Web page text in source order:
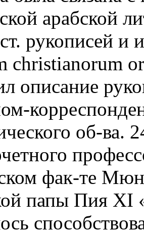
арабской
рукописей и
christianorum
описание
об-ва.
фак-те
папы Пия XI